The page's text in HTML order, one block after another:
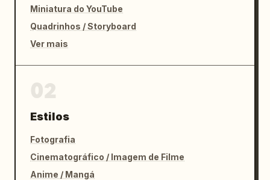
Miniatura do YouTube
Quadrinhos / Storyboard
Ver mais
Estilos
Fotografia
Cinematográfico / Imagem de Filme
Anime / Mangá